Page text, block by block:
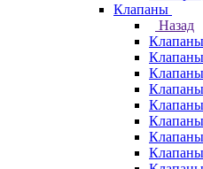
Клапаны
Назад
Клапаны